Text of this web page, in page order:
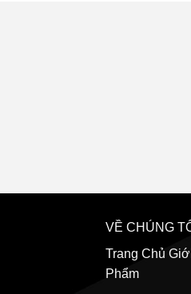
VỀ CHÚNG
Trang Chủ
Phẩm